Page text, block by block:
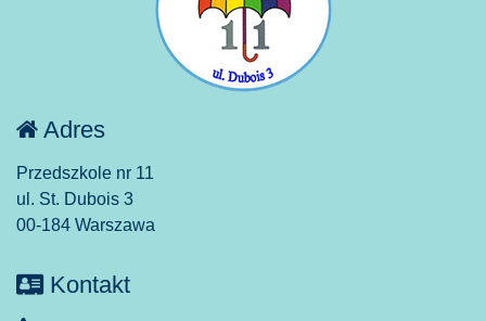
Adres
Przedszkole nr 11
ul. St. Dubois 3
00-184 Warszawa
Kontakt